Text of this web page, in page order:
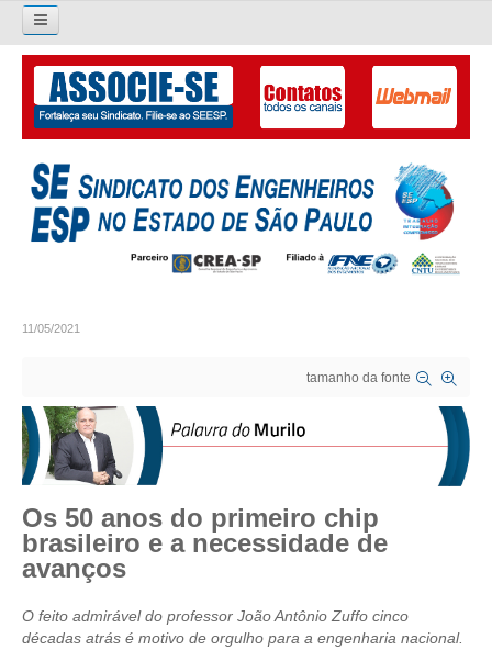
Pesquisar...
O SINDICATO
APRESENTAÇÃO
PALAVRA DO PRESIDENTE
GALERIA EX-PRESIDENTES
ORGANOGRAMA
CRESCE BRASIL
CONSELHO TECNOLÓGICO
HISTÓRICO E ATUAÇÃO
11/05/2021
tamanho da fonte
Os 50 anos do primeiro chip
brasileiro e a necessidade de
avanços
O feito admirável do professor João Antônio Zuffo cinco
décadas atrás é motivo de orgulho para a engenharia nacional.